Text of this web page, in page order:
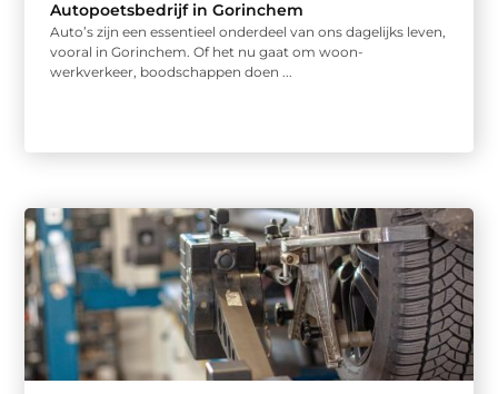
Autopoetsbedrijf in Gorinchem
Auto’s zijn een essentieel onderdeel van ons dagelijks leven,
vooral in Gorinchem. Of het nu gaat om woon-
werkverkeer, boodschappen doen ...